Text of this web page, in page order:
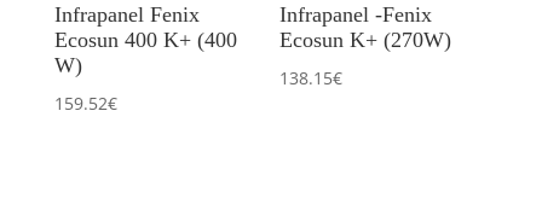
Infrapanel Fenix
Ecosun 400 K+ (400
W)
159.52€
Infrapanel -Fenix
Ecosun K+ (270W)
138.15€